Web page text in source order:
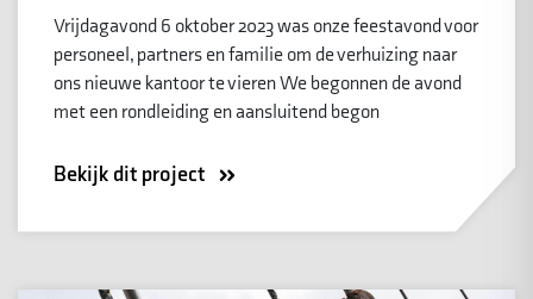
Vrijdagavond 6 oktober 2023 was onze feestavond voor
personeel, partners en familie om de verhuizing naar
ons nieuwe kantoor te vieren We begonnen de avond
met een rondleiding en aansluitend begon
Bekijk dit project